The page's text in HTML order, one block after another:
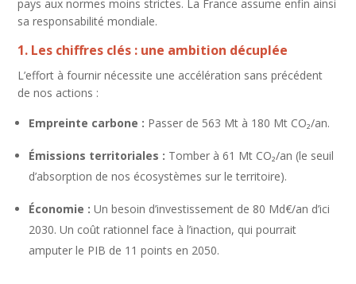
pays aux normes moins strictes. La France assume enfin ainsi
sa responsabilité mondiale.
1. Les chiffres clés : une ambition décuplée
L’effort à fournir nécessite une accélération sans précédent
de nos actions :
Empreinte carbone : Passer de 563 Mt à 180 Mt CO₂/an.
Émissions territoriales : Tomber à 61 Mt CO₂/an (le seuil
d’absorption de nos écosystèmes sur le territoire).
Économie : Un besoin d’investissement de 80 Md€/an d’ici
2030. Un coût rationnel face à l’inaction, qui pourrait
amputer le PIB de 11 points en 2050.